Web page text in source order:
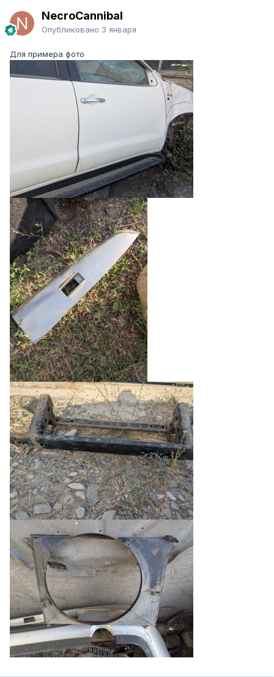
NecroCannibal
Опубликовано 3 января
Для примера фото